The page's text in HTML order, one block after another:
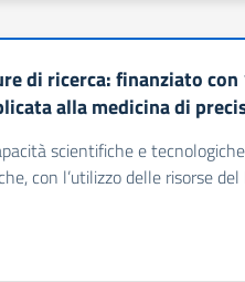
di ricerca: finanziato
alla medicina di
scientifiche e
con l’utilizzo delle risorse